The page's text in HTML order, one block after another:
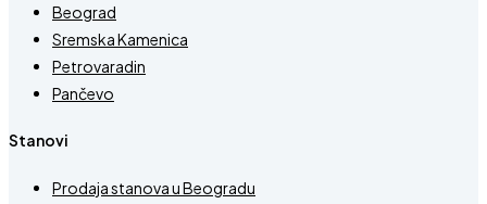
Beograd
Sremska Kamenica
Petrovaradin
Pančevo
Stanovi
Prodaja stanova u Beogradu